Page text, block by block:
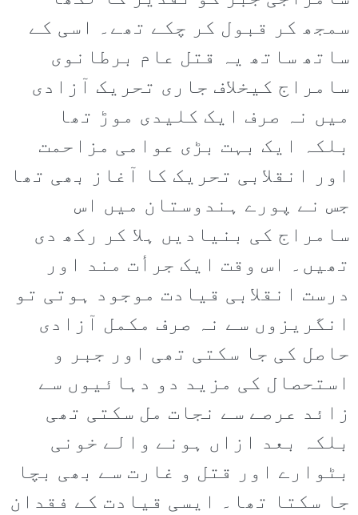
سمجھ کر قبول کر چکے تھے۔ اسی کے
ساتھ ساتھ یہ قتل عام برطانوی
سامراج کیخلاف جاری تحریک آزادی
میں نہ صرف ایک کلیدی موڑ تھا
بلکہ ایک بہت بڑی عوامی مزاحمت
اور انقلابی تحریک کا آغاز بھی تھا
جس نے پورے ہندوستان میں اس
سامراج کی بنیادیں ہلا کر رکھ دی
تھیں۔ اس وقت ایک جرأت مند اور
درست انقلابی قیادت موجود ہوتی تو
انگریزوں سے نہ صرف مکمل آزادی
حاصل کی جا سکتی تھی اور جبر و
استحصال کی مزید دو دہائیوں سے
زائد عرصے سے نجات مل سکتی تھی
بلکہ بعد ازاں ہونے والے خونی
بٹوارے اور قتل و غارت سے بھی بچا
جا سکتا تھا۔ ایسی قیادت کے فقدان